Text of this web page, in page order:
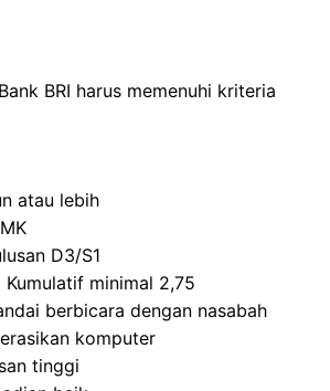
BRI harus memenuhi kriteria
atau lebih
D3/S1
Kumulatif minimal 2,75
berbicara dengan nasabah
komputer
tinggi